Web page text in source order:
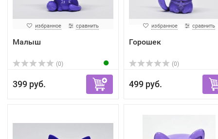
избранное сравнить
Малыш
(0)
399 руб.
избранное сравнить
Горошек
(0)
499 руб.